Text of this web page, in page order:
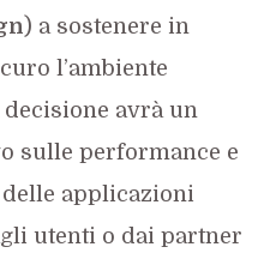
) a sostenere in
l’ambiente
avrà un
sulle performance e
applicazioni
utenti o dai partner